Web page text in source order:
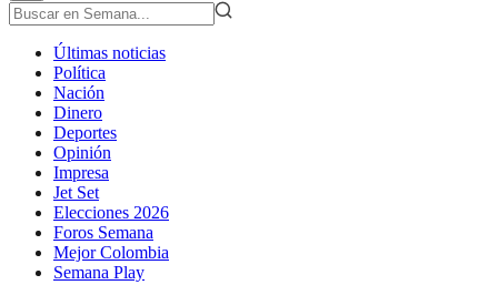
Últimas noticias
Política
Nación
Dinero
Deportes
Opinión
Impresa
Jet Set
Elecciones 2026
Foros Semana
Mejor Colombia
Semana Play